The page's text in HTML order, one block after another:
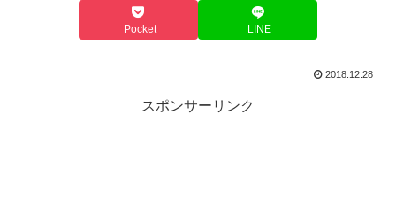
Pocket LINE
2018.12.28
スポンサーリンク